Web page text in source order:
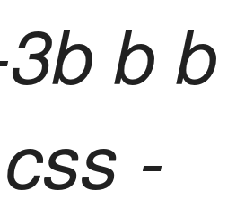
b b b
-